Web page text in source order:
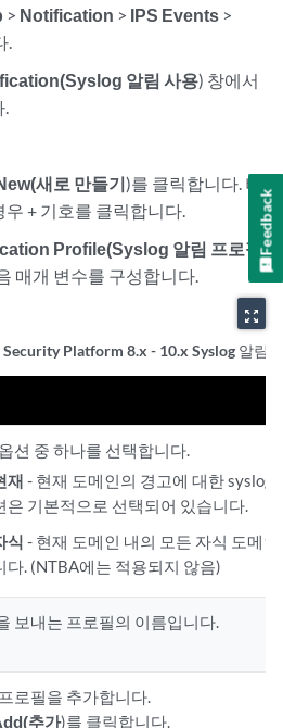
> Notification > IPS Events >
.
알림 사용) 창에서
.
새로 만들기)를 클릭합니다. 버
+ 기호를 클릭합니다.
Profile(Syslog 알림 프로필
매개 변수를 구성합니다.
zoom_out_map
Platform 8.x - 10.x Syslog 알림
션 중 하나를 선택합니다.
재 - 현재 도메인의 경고에 대한 syslog
은 기본적으로 선택되어 있습니다.
식 - 현재 도메인 내의 모든 자식 도메
다. (NTBA에는 적용되지 않음)
보내는 프로필의 이름입니다.
로필을 추가합니다.
추가)를 클릭합니다.
Feedback